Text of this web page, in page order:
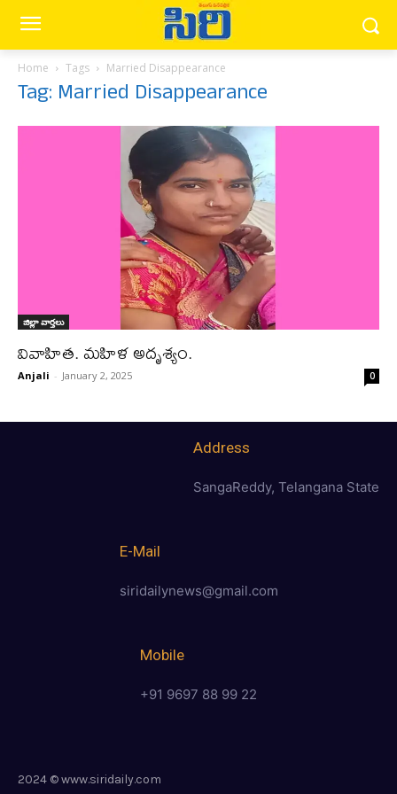
Home Tags Married Disappearance
Tag: Married Disappearance
జిల్లా వార్త‌లు
వివాహిత. మహిళ అదృశ్యం.
Anjali - January 2, 2025 0
Address
SangaReddy, Telangana State
E-Mail
siridailynews@gmail.com
Mobile
+91 9697 88 99 22
2024 © www.siridaily.com